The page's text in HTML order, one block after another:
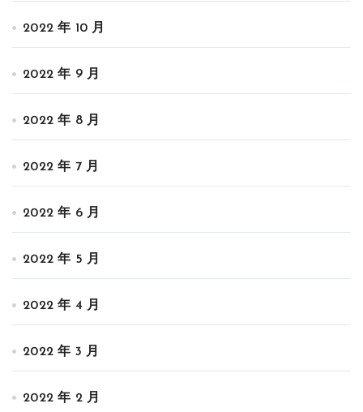
2022 年 10 月
2022 年 9 月
2022 年 8 月
2022 年 7 月
2022 年 6 月
2022 年 5 月
2022 年 4 月
2022 年 3 月
2022 年 2 月